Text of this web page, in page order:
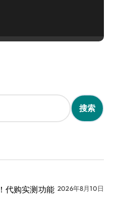
代购实测功能 2026年8月10日